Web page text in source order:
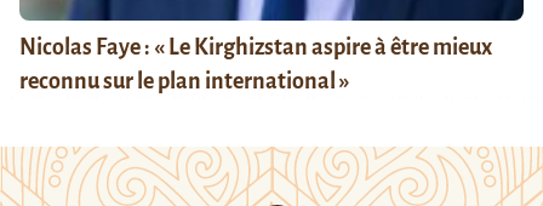
Nicolas Faye : « Le Kirghizstan aspire à être mieux
reconnu sur le plan international »